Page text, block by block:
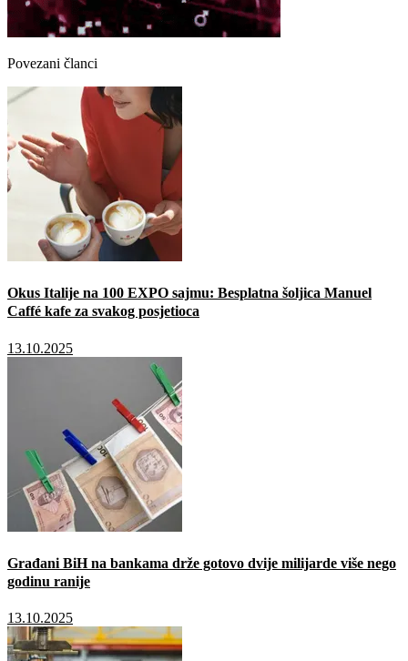
Povezani članci
Okus Italije na 100 EXPO sajmu: Besplatna šoljica Manuel
Caffé kafe za svakog posjetioca
13.10.2025
Građani BiH na bankama drže gotovo dvije milijarde više nego
godinu ranije
13.10.2025